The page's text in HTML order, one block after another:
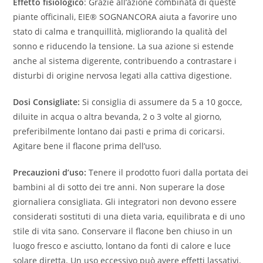
piante officinali, EIE® SOGNANCORA aiuta a favorire uno
stato di calma e tranquillità, migliorando la qualità del
sonno e riducendo la tensione. La sua azione si estende
anche al sistema digerente, contribuendo a contrastare i
disturbi di origine nervosa legati alla cattiva digestione.
Dosi Consigliate: Si consiglia di assumere da 5 a 10 gocce,
diluite in acqua o altra bevanda, 2 o 3 volte al giorno,
preferibilmente lontano dai pasti e prima di coricarsi.
Agitare bene il flacone prima dell’uso.
Precauzioni d’uso: Tenere il prodotto fuori dalla portata dei
bambini al di sotto dei tre anni. Non superare la dose
giornaliera consigliata. Gli integratori non devono essere
considerati sostituti di una dieta varia, equilibrata e di uno
stile di vita sano. Conservare il flacone ben chiuso in un
luogo fresco e asciutto, lontano da fonti di calore e luce
solare diretta. Un uso eccessivo può avere effetti lassativi.